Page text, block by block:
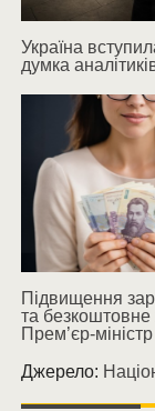
Україна
думка
Підвищення
та
Прем’єр-
Джерело: